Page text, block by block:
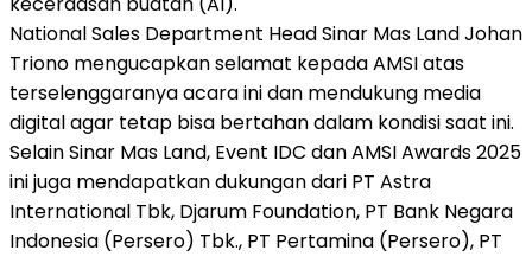
National Sales Department Head Sinar Mas Land Johan
Triono mengucapkan selamat kepada AMSI atas
terselenggaranya acara ini dan mendukung media
digital agar tetap bisa bertahan dalam kondisi saat ini.
Selain Sinar Mas Land, Event IDC dan AMSI Awards 2025
ini juga mendapatkan dukungan dari PT Astra
International Tbk, Djarum Foundation, PT Bank Negara
Indonesia (Persero) Tbk., PT Pertamina (Persero), PT